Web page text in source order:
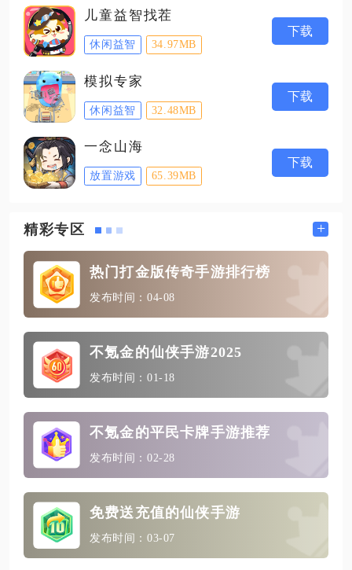
儿童益智找茬
休闲益智 34.97MB
下载
模拟专家
休闲益智 32.48MB
下载
一念山海
放置游戏 65.39MB
下载
精彩专区 +
热门打金版传奇手游排行榜
发布时间：04-08
不氪金的仙侠手游2025
发布时间：01-18
不氪金的平民卡牌手游推荐
发布时间：02-28
免费送充值的仙侠手游
发布时间：03-07